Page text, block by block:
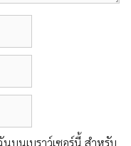
บนเบราว์เซอร์นี้ สำหรับ